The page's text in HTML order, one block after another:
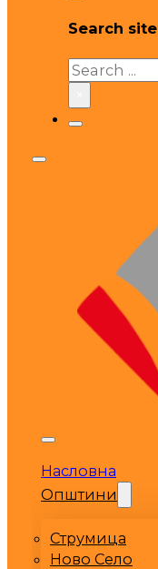
Search site
Search
Насловна
Општини
Струмица
Ново Село